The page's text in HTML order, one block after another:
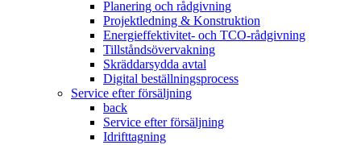
Planering och rådgivning
Projektledning & Konstruktion
Energieffektivitet- och TCO-rådgivning
Tillståndsövervakning
Skräddarsydda avtal
Digital beställningsprocess
Service efter försäljning
back
Service efter försäljning
Idrifttagning